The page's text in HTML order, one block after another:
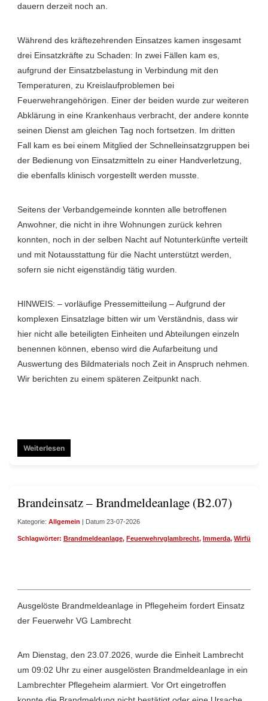
dauern derzeit noch an.
Während des kräftezehrenden Einsatzes kamen insgesamt
drei Einsatzkräfte zu Schaden: In zwei Fällen kam es,
aufgrund der Einsatzbelastung in Verbindung mit den
Temperaturen, zu Kreislaufproblemen bei
Feuerwehrangehörigen. Einer der beiden wurde zur weiteren
Abklärung in eine Krankenhaus verbracht, der andere konnte
seinen Dienst am gleichen Tag noch fortsetzen. Im dritten
Fall kam es bei einem Mitglied der Schnelleinsatzgruppen bei
der Bedienung von Einsatzmitteln zu einer Handverletzung,
die ebenfalls klinisch vorgestellt werden musste.
Seitens der Verbandgemeinde konnten alle betroffenen
Anwohner, die nicht in ihre Wohnungen zurück kehren
konnten, noch in der selben Nacht auf Notunterkünfte verteilt
und mit Notausstattung für die Nacht unterstützt werden,
sofern sie nicht eigenständig tätig wurden.
HINWEIS: – vorläufige Pressemitteilung – Aufgrund der
komplexen Einsatzlage bitten wir um Verständnis, dass wir
hier nicht alle beteiligten Einheiten und Abteilungen einzeln
benennen können, ebenso wird die Aufarbeitung und
Auswertung des Bildmaterials noch Zeit in Anspruch nehmen.
Wir berichten zu einem späteren Zeitpunkt nach.
Weiterlesen
Brandeinsatz – Brandmeldeanlage (B2.07)
Kategorie: Allgemein | Datum 23-07-2026
Schlagwörter: Brandmeldeanlage, Feuerwehrvglambrecht, Immerda, Wirfüreuch
Ausgelöste Brandmeldeanlage in Pflegeheim fordert Einsatz
der Feuerwehr VG Lambrecht
Am Dienstag, den 23.07.2026, wurde die Einheit Lambrecht
um 09:02 Uhr zu einer ausgelösten Brandmeldeanlage in ein
Lambrechter Pflegeheim alarmiert. Vor Ort eingetroffen